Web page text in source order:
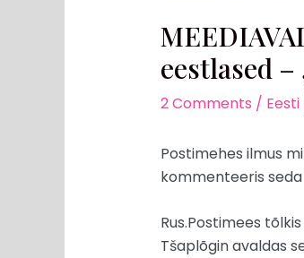
eestlased –
2 Comments / Eesti
Postimehes ilmus
kommenteeris
Rus.Postimees
Tšaplõgin avaldas